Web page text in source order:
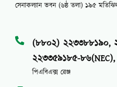
সেনাকল্যান ভবন (৬ষ্ঠ তলা) ১৯৫
(৮৮০২) ২২৩৩৮৮১৯০,
২২৩৩৫৯১৮৫-
পিএবিএক্স রেঞ্জ